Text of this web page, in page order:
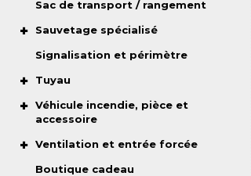
Sac de transport / rangement
Sauvetage spécialisé
Signalisation et périmètre
Tuyau
Véhicule incendie, pièce et
accessoire
Ventilation et entrée forcée
Boutique cadeau